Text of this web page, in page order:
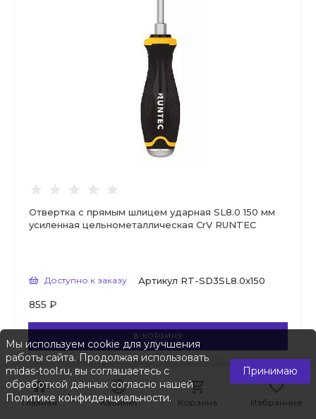
Главная Кабинет Корзина Избранные
Главная Кабинет Корзина Избранные
Отвертка с прямым шлицем ударная SL8.0 150 мм
усиленная цельнометаллическая CrV RUNTEC
Доступно к заказу Артикул RT-SD3SL8.0x150
855 ₽
В КОРЗИНУ
Мы используем cookie для улучшения
работы сайта. Продолжая использовать
midas-tool.ru, вы соглашаетесь с
обработкой данных согласно нашей
Политике конфиденциальности.
Принимаю